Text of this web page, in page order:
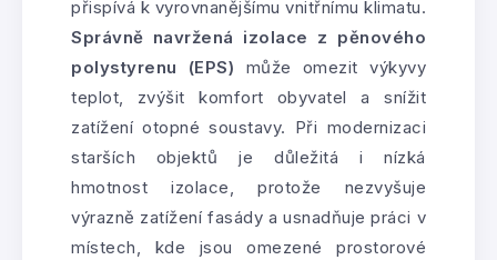
přispívá k vyrovnanějšímu vnitřnímu klimatu.
Správně navržená izolace z pěnového
polystyrenu (EPS) může omezit výkyvy
teplot, zvýšit komfort obyvatel a snížit
zatížení otopné soustavy. Při modernizaci
starších objektů je důležitá i nízká
hmotnost izolace, protože nezvyšuje
výrazně zatížení fasády a usnadňuje práci v
místech, kde jsou omezené prostorové